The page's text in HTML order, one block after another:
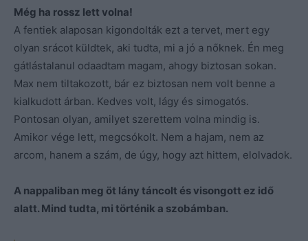
Még ha rossz lett volna!
A fentiek alaposan kigondolták ezt a tervet, mert egy
olyan srácot küldtek, aki tudta, mi a jó a nőknek. Én meg
gátlástalanul odaadtam magam, ahogy biztosan sokan.
Max nem tiltakozott, bár ez biztosan nem volt benne a
kialkudott árban. Kedves volt, lágy és simogatós.
Pontosan olyan, amilyet szerettem volna mindig is.
Amikor vége lett, megcsókolt. Nem a hajam, nem az
arcom, hanem a szám, de úgy, hogy azt hittem, elolvadok.
A nappaliban meg öt lány táncolt és visongott ez idő
alatt. Mind tudta, mi történik a szobámban.